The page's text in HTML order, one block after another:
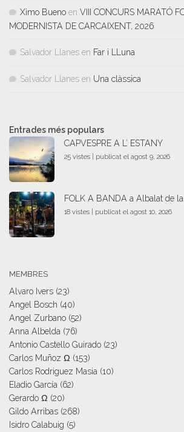
Ximo Bueno en VIII CONCURS MARATÓ
MODERNISTA DE CARCAIXENT, 2026
Salvador Llanes en Far i LLuna
Salvador Llanes en Una clàssica
Entrades més populars
CAPVESPRE A L’ ESTANY
25 vistes publicat el agost 9, 2026
FOLK A BANDA a Albalat de la
18 vistes publicat el agost 10, 2026
MEMBRES
Alvaro Ivers (23)
Angel Bosch (40)
Angel Zurbano (52)
Anna Albelda (76)
Antonio Castello Guirado (23)
Carlos Muñoz Ω (153)
Carlos Rodriguez Masia (10)
Eladio García (62)
Gerardo Ω (20)
Gildo Arribas (268)
Isidro Calabuig (5)